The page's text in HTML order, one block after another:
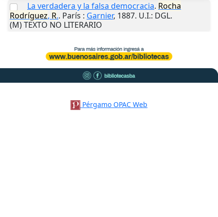
La verdadera y la falsa democracia. Rocha
Rodríguez, R.. París : Garnier, 1887. U.I.: DGL.
(M) TEXTO NO LITERARIO
Pérgamo OPAC Web